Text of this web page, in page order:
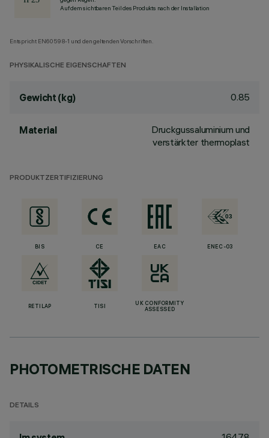
Auf dem sichtbaren Teil des Produkts nach der Installation
Entspricht EN60598-1 und den geltenden Vorschriften.
PHYSIKALISCHE EIGENSCHAFTEN
Gewicht (kg) 0.85
Material
Druckgussaluminium und
verstärkter thermoplast
PRODUKTZERTIFIZIERUNG
BIS CE EAC ENEC-03
RETILAP TISI
UK CONFORMITY
ASSESSED
PHOTOMETRISCHE DATEN
DETAILS